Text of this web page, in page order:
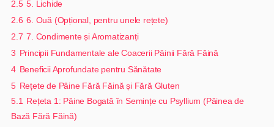
2.5 5. Lichide
2.6 6. Ouă (Opțional, pentru unele rețete)
2.7 7. Condimente și Aromatizanți
3 Principii Fundamentale ale Coacerii Pâinii Fără Făină
4 Beneficii Aprofundate pentru Sănătate
5 Rețete de Pâine Fără Făină și Fără Gluten
5.1 Rețeta 1: Pâine Bogată în Semințe cu Psyllium (Pâinea de
Bază Fără Făină)